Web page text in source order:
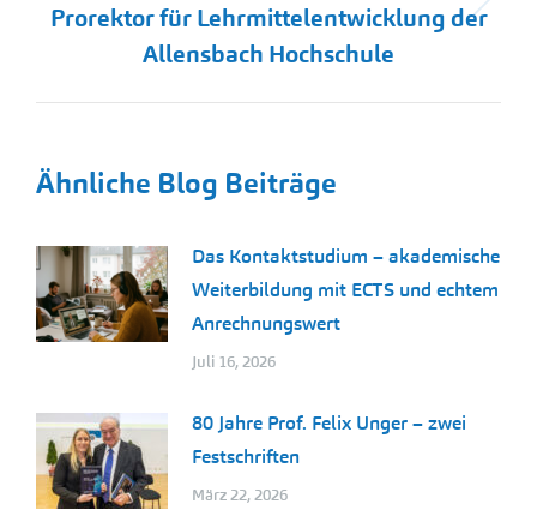
Nächster
Beitrag:
Prorektor für Lehrmittelentwicklung der
Allensbach Hochschule
Ähnliche Blog Beiträge
Das Kontaktstudium – akademische
Weiterbildung mit ECTS und echtem
Anrechnungswert
Juli 16, 2026
80 Jahre Prof. Felix Unger – zwei
Festschriften
März 22, 2026